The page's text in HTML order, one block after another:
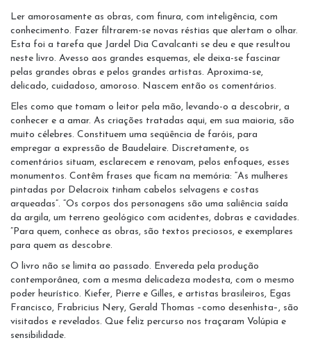
Ler amorosamente as obras, com finura, com inteligência, com
conhecimento. Fazer filtrarem-se novas réstias que alertam o olhar.
Esta foi a tarefa que Jardel Dia Cavalcanti se deu e que resultou
neste livro. Avesso aos grandes esquemas, ele deixa-se fascinar
pelas grandes obras e pelos grandes artistas. Aproxima-se,
delicado, cuidadoso, amoroso. Nascem então os comentários.
Eles como que tomam o leitor pela mão, levando-o a descobrir, a
conhecer e a amar. As criações tratadas aqui, em sua maioria, são
muito célebres. Constituem uma seqüência de faróis, para
empregar a expressão de Baudelaire. Discretamente, os
comentários situam, esclarecem e renovam, pelos enfoques, esses
monumentos. Contêm frases que ficam na memória: “As mulheres
pintadas por Delacroix tinham cabelos selvagens e costas
arqueadas”. “Os corpos dos personagens são uma saliência saída
da argila, um terreno geológico com acidentes, dobras e cavidades.
”Para quem, conhece as obras, são textos preciosos, e exemplares
para quem as descobre.
O livro não se limita ao passado. Envereda pela produção
contemporânea, com a mesma delicadeza modesta, com o mesmo
poder heurístico. Kiefer, Pierre e Gilles, e artistas brasileiros, Egas
Francisco, Frabricius Nery, Gerald Thomas –como desenhista–, são
visitados e revelados. Que feliz percurso nos traçaram Volúpia e
sensibilidade.